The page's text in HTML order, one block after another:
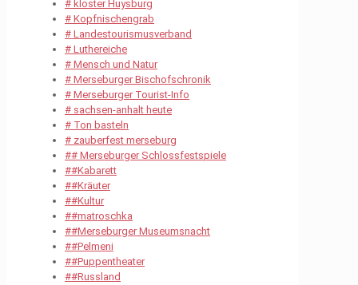
# kloster Huysburg
# Kopfnischengrab
# Landestourismusverband
# Luthereiche
# Mensch und Natur
# Merseburger Bischofschronik
# Merseburger Tourist-Info
# sachsen-anhalt heute
# Ton basteln
# zauberfest merseburg
## Merseburger Schlossfestspiele
##Kabarett
##Kräuter
##Kultur
##matroschka
##Merseburger Museumsnacht
##Pelmeni
##Puppentheater
##Russland